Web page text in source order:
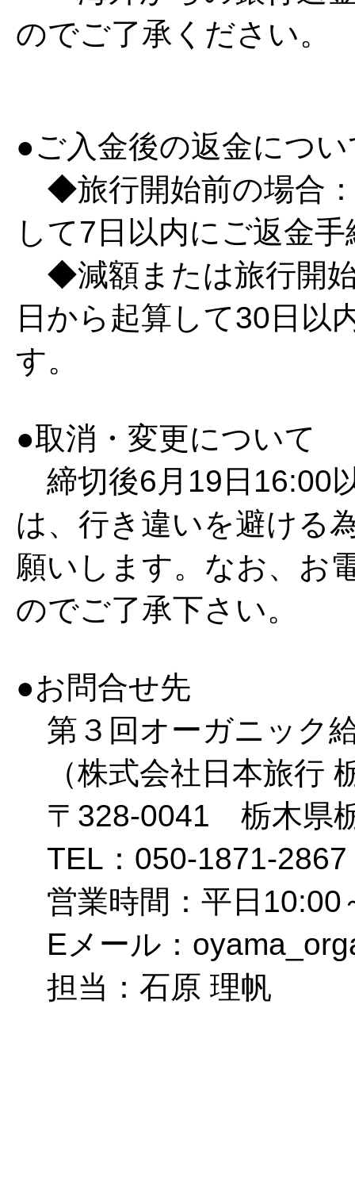
のでご了承ください。
●ご入金後の返金につ
◆旅行開始前の場合
して7日以内にご返金
◆減額または旅行開
日から起算して30日以
す。
●取消・変更について
締切後6月19日16:00
は、行き違いを避ける
願いします。なお、お
のでご了承下さい。
●お問合せ先
第３回オーガニック
（株式会社日本旅行
〒328-0041 栃木県
TEL：050-1871-2867
営業時間：平日10:00
Eメール：
担当：石原 理帆